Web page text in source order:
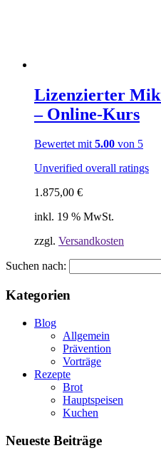
Lizenzierter
– Online-Kurs
Bewertet mit5.00 von 5
Unverified overall ratings
1.875,00 €
inkl. 19 % MwSt.
zzgl. Versandkosten
Suchen nach:
Kategorien
Blog
Allgemein
Prävention
Vorträge
Rezepte
Brot
Hauptspeisen
Kuchen
Neueste Beiträge